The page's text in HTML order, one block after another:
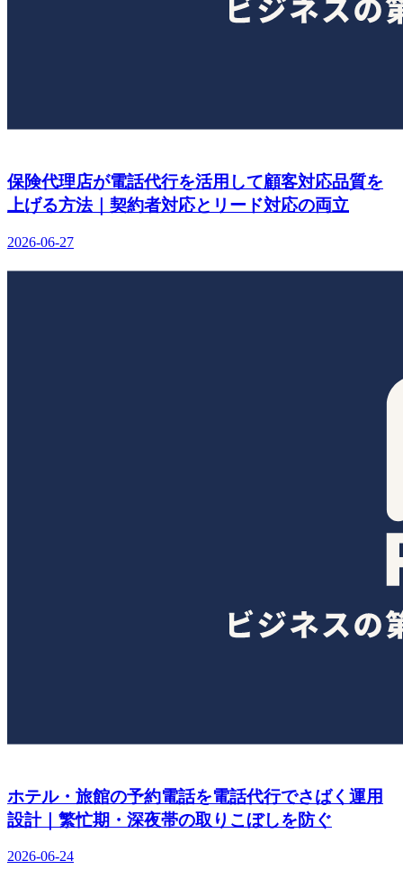
保険代理店が電話代行を活用して顧客対応品質を
上げる方法｜契約者対応とリード対応の両立
2026-06-27
ホテル・旅館の予約電話を電話代行でさばく運用
設計｜繁忙期・深夜帯の取りこぼしを防ぐ
2026-06-24